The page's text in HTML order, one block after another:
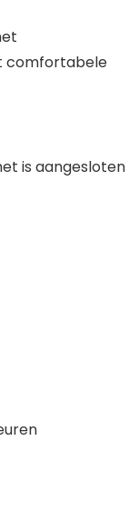
comfortabele
is aangesloten